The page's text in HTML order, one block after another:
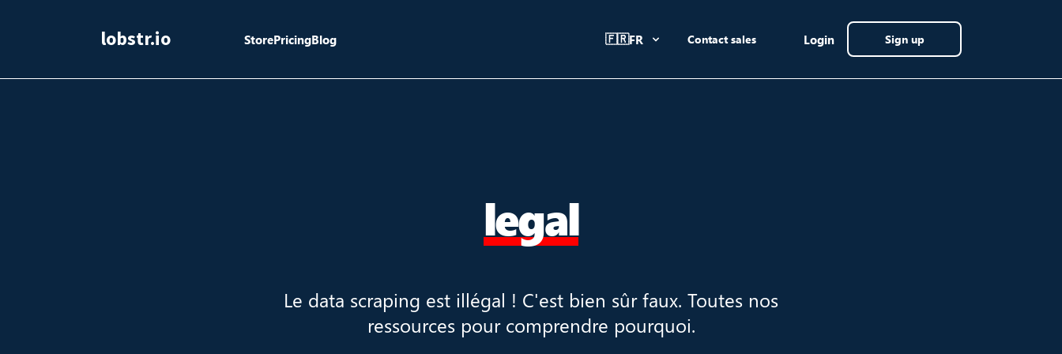
lobstr.io StorePricingBlog 🇫🇷FR Contact sales Login Sign up
legal
Le data scraping est illégal ! C'est bien sûr faux. Toutes nos
ressources pour comprendre pourquoi.